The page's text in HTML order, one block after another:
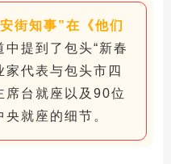
街知事”在《他们
中提到了包头“新春
家代表与包头市四
席台就座以及90位
就座的细节。